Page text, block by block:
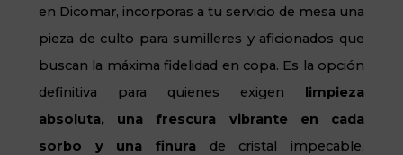
en Dicomar, incorporas a tu servicio de mesa una
pieza de culto para sumilleres y aficionados que
buscan la máxima fidelidad en copa. Es la opción
definitiva para quienes exigen limpieza
absoluta, una frescura vibrante en cada
sorbo y una finura de cristal impecable,